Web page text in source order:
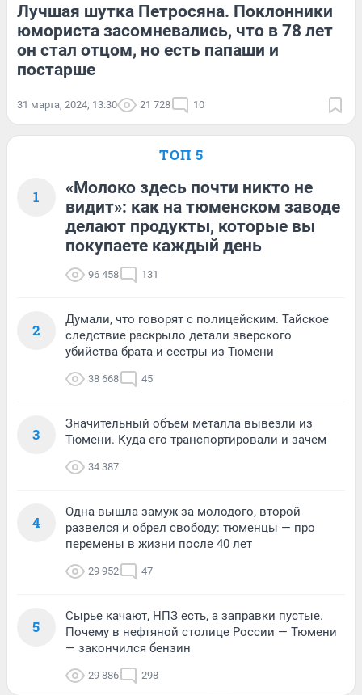
Лучшая шутка Петросяна. Поклонники
юмориста засомневались, что в 78 лет
он стал отцом, но есть папаши и
постарше
31 марта, 2024, 13:30 21 728 10
ТОП 5
1
«Молоко здесь почти никто не
видит»: как на тюменском заводе
делают продукты, которые вы
покупаете каждый день
96 458 131
2
Думали, что говорят с полицейским. Тайское
следствие раскрыло детали зверского
убийства брата и сестры из Тюмени
38 668 45
3
Значительный объем металла вывезли из
Тюмени. Куда его транспортировали и зачем
34 387
4
Одна вышла замуж за молодого, второй
развелся и обрел свободу: тюменцы — про
перемены в жизни после 40 лет
29 952 47
5
Сырье качают, НПЗ есть, а заправки пустые.
Почему в нефтяной столице России — Тюмени
— закончился бензин
29 886 298